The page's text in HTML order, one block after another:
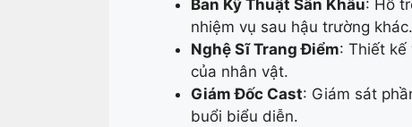
Ban Kỹ Thuật Sân Khấu: Hỗ
nhiệm vụ sau hậu trường khác.
Nghệ Sĩ Trang Điểm: Thiết
của nhân vật.
Giám Đốc Cast: Giám sát
buổi biểu diễn.